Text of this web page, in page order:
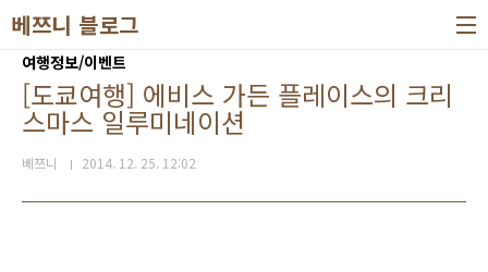
베쯔니 블로그
여행정보/이벤트
[도쿄여행] 에비스 가든 플레이스의 크리
스마스 일루미네이션
베쯔니 2014. 12. 25. 12:02